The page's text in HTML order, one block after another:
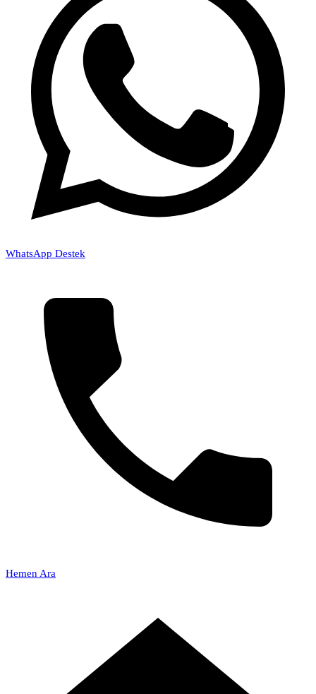
WhatsApp Destek
Hemen Ara